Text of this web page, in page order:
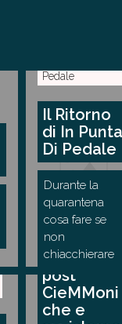
Pedale
Il Ritorno
di In Punta
Di Pedale
Durante la
quarantena
cosa fare se
non
chiacchierare
di …
In Punta di
Pedale
Tiriamo le
somme
post
CieMMoni
che e